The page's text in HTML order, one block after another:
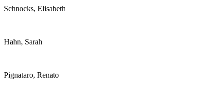
Schnocks, Elisabeth
Hahn, Sarah
Pignataro, Renato